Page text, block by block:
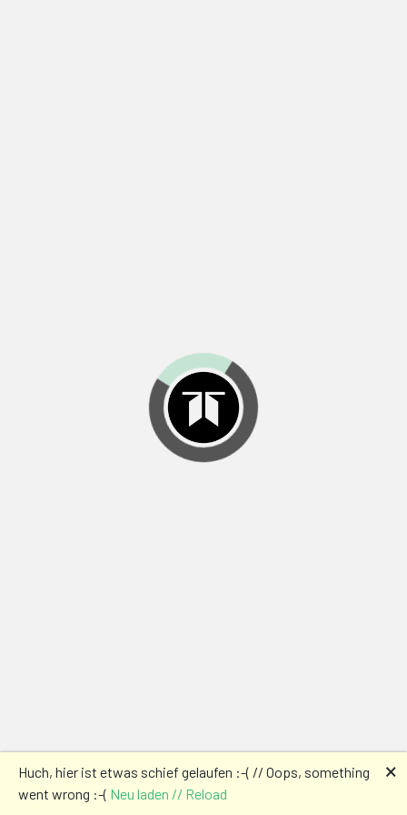
Huch, hier ist etwas schief gelaufen :-( // Oops, something
went wrong :-( Neu laden // Reload
🗙